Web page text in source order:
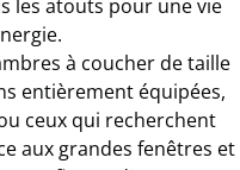
les atouts pour une vie
à coucher de taille
entièrement équipées,
ceux qui recherchent
aux grandes fenêtres et